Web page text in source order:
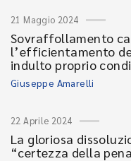
21 Maggio 2024
Sovraffollamento
l’efficientamento
indulto proprio
Giuseppe Amarelli
22 Aprile 2024
La gloriosa
“certezza della